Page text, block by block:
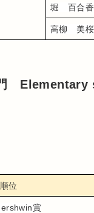
堀　百合香
高柳　美
Elementary
順位
賞